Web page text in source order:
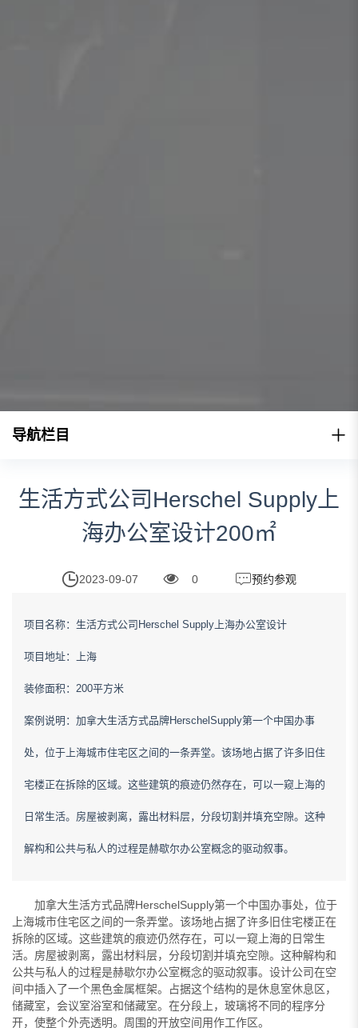
导航栏目
生活方式公司Herschel Supply上
海办公室设计200㎡
2023-09-07 0 预约参观
项目名称：生活方式公司Herschel Supply上海办公室设计
项目地址：上海
装修面积：200平方米
案例说明：加拿大生活方式品牌HerschelSupply第一个中国办事
处，位于上海城市住宅区之间的一条弄堂。该场地占据了许多旧住
宅楼正在拆除的区域。这些建筑的痕迹仍然存在，可以一窥上海的
日常生活。房屋被剥离，露出材料层，分段切割并填充空隙。这种
解构和公共与私人的过程是赫歇尔办公室概念的驱动叙事。
加拿大生活方式品牌HerschelSupply第一个中国办事处，位于
上海城市住宅区之间的一条弄堂。该场地占据了许多旧住宅楼正在
拆除的区域。这些建筑的痕迹仍然存在，可以一窥上海的日常生
活。房屋被剥离，露出材料层，分段切割并填充空隙。这种解构和
公共与私人的过程是赫歇尔办公室概念的驱动叙事。设计公司在空
间中插入了一个黑色金属框架。占据这个结构的是休息室休息区，
储藏室，会议室浴室和储藏室。在分段上，玻璃将不同的程序分
开，使整个外壳透明。周围的开放空间用作工作区。